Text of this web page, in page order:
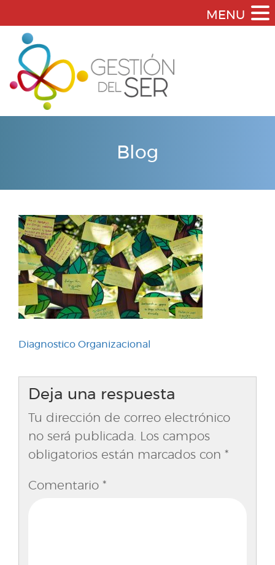
Blog
Navegación
entradas
Diagnostico Organizacional
Deja una respuesta
Tu dirección de correo electrónico
no será publicada.
Los campos
obligatorios están marcados con *
Comentario *
MENU